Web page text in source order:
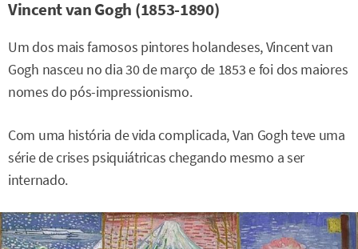
Vincent van Gogh (1853-1890)
Um dos mais famosos pintores holandeses, Vincent van
Gogh nasceu no dia 30 de março de 1853 e foi dos maiores
nomes do pós-impressionismo.
Com uma história de vida complicada, Van Gogh teve uma
série de crises psiquiátricas chegando mesmo a ser
internado.